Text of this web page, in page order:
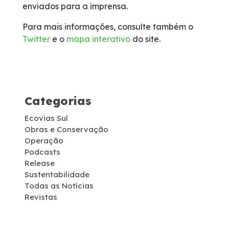
Guincho
Socorro Médico
Cargas Especiais
Links Úteis
SAU's
Carta ao Usuário
enviados para a imprensa.
Para mais informações, consulte também o
Twitter e o mapa interativo do site.
Categorias
Ecovias Sul
Obras e Conservação
Operação
Podcasts
Release
Sustentabilidade
Todas as Notícias
Revistas